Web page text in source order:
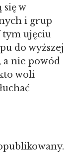
się w
i grup
tym ujęciu
do wyższej
a nie powód
woli